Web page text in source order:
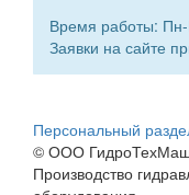
Время работы:
Заявки на сайте
Персональный
© ООО
Производство